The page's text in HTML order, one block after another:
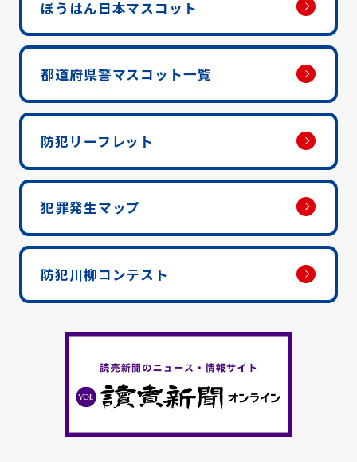
ぼうはん日本マスコット
都道府県警マスコット一覧
防犯リーフレット
犯罪発生マップ
防犯川柳コンテスト